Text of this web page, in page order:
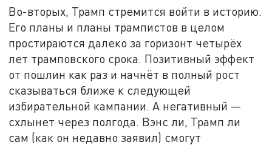
Во-вторых, Трамп стремится войти в историю.
Его планы и планы трампистов в целом
простираются далеко за горизонт четырёх
лет трамповского срока. Позитивный эффект
от пошлин как раз и начнёт в полный рост
сказываться ближе к следующей
избирательной кампании. А негативный —
схлынет через полгода. Вэнс ли, Трамп ли
сам (как он недавно заявил) смогут